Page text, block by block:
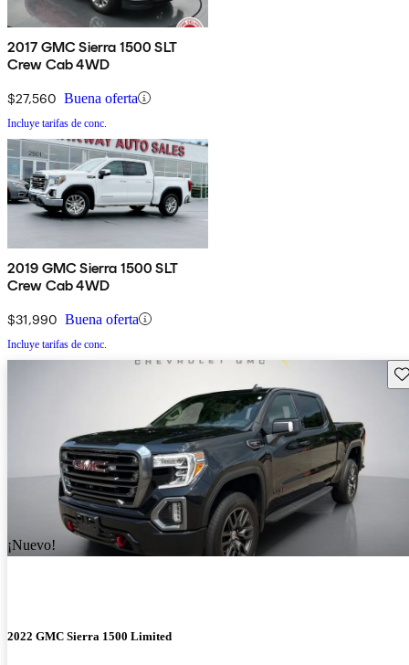
2017 GMC Sierra 1500 SLT
Crew Cab 4WD
$27,560 Buena oferta
Incluye tarifas de conc.
2019 GMC Sierra 1500 SLT
Crew Cab 4WD
$31,990 Buena oferta
Incluye tarifas de conc.
¡Nuevo!
2022 GMC Sierra 1500 Limited